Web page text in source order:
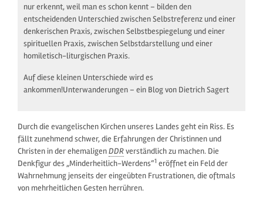
nur erkennt, weil man es schon kennt – bilden den
entscheidenden Unterschied zwischen Selbstreferenz und einer
denkerischen Praxis, zwischen Selbstbespiegelung und einer
spirituellen Praxis, zwischen Selbstdarstellung und einer
homiletisch-liturgischen Praxis.
Auf diese kleinen Unterschiede wird es
ankommen!Unterwanderungen – ein Blog von Dietrich Sagert
Durch die evangelischen Kirchen unseres Landes geht ein Riss. Es
fällt zunehmend schwer, die Erfahrungen der Christinnen und
Christen in der ehemaligenDDRverständlich zu machen. Die
Denkfigur des „Minderheitlich-Werdens“1 eröffnet ein Feld der
Wahrnehmung jenseits der eingeübten Frustrationen, die oftmals
von mehrheitlichen Gesten herrühren.